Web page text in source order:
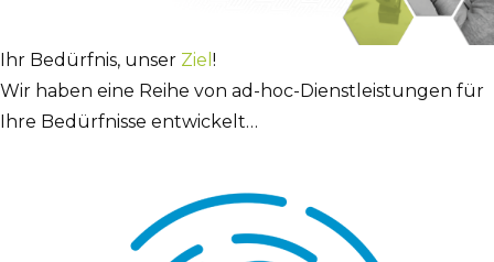
Ihr Bedürfnis, unser Ziel !
Wir haben eine Reihe von ad-hoc-Dienstleistungen für
Ihre Bedürfnisse entwickelt…